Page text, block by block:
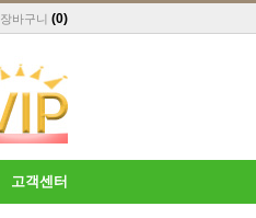
장바구니 (0)
고객센터